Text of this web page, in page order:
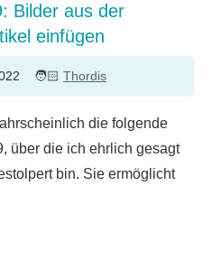
Bilder aus der
einfügen
Thordis
die folgende
über die ich ehrlich gesagt
bin. Sie ermöglicht